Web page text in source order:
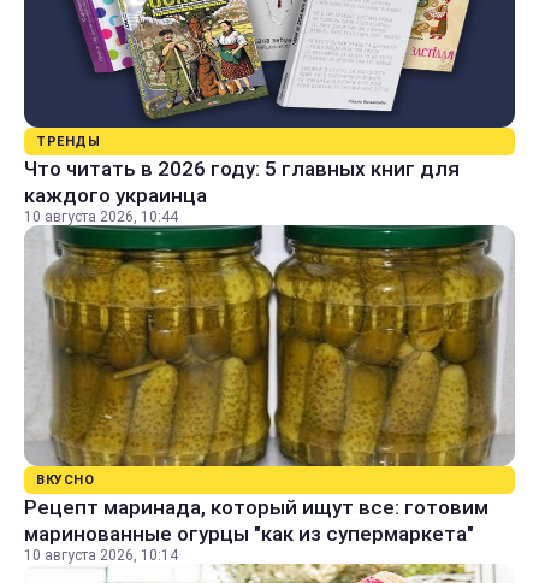
ТРЕНДЫ
Что читать в 2026 году: 5 главных книг для
каждого украинца
10 августа 2026, 10:44
ВКУСНО
Рецепт маринада, который ищут все: готовим
маринованные огурцы "как из супермаркета"
10 августа 2026, 10:14